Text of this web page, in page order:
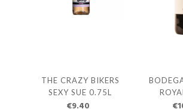
THE CRAZY BIKERS
SEXY SUE 0.75L